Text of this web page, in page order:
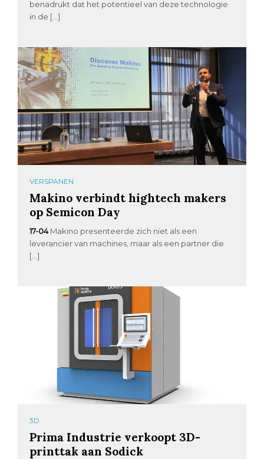
benadrukt dat het potentieel van deze technologie
in de […]
VERSPANEN
Makino verbindt hightech makers
op Semicon Day
17-04 Makino presenteerde zich niet als een
leverancier van machines, maar als een partner die
[…]
3D
Prima Industrie verkoopt 3D-
printtak aan Sodick